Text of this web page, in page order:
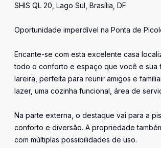
SHIS QL 20, Lago Sul, Brasília, DF
Oportunidade imperdível na Ponta de
Encante-se com esta excelente casa
todo o conforto e espaço que você e sua
lareira, perfeita para reunir amigos e
lazer, uma cozinha funcional, área de
Na parte externa, o destaque vai para a
conforto e diversão. A propriedade
com múltiplas possibilidades de uso.